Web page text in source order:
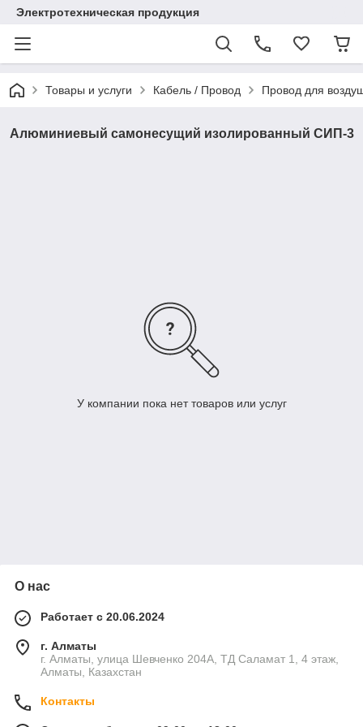
Электротехническая продукция
Товары и услуги Кабель / Провод Провод для
Алюминиевый самонесущий изолированный СИП-3
У компании пока нет товаров или услуг
О нас
Работает с 20.06.2024
г. Алматы
г. Алматы, улица Шевченко 204А, ТД Саламат 1, 4 этаж,
Алматы, Казахстан
Контакты